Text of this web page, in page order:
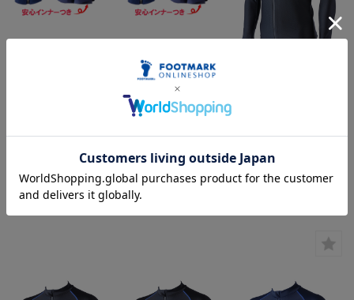
SALE: ¥6,237(税込)
在庫を確認する
FOOTMARK 泳げる
長袖セパレーツ 上下セ
ット 132180
当店通常価格: ¥6,710(税
SALE: ¥6,039(税込)
在庫 ×
0101572
当店通常価格:
込)